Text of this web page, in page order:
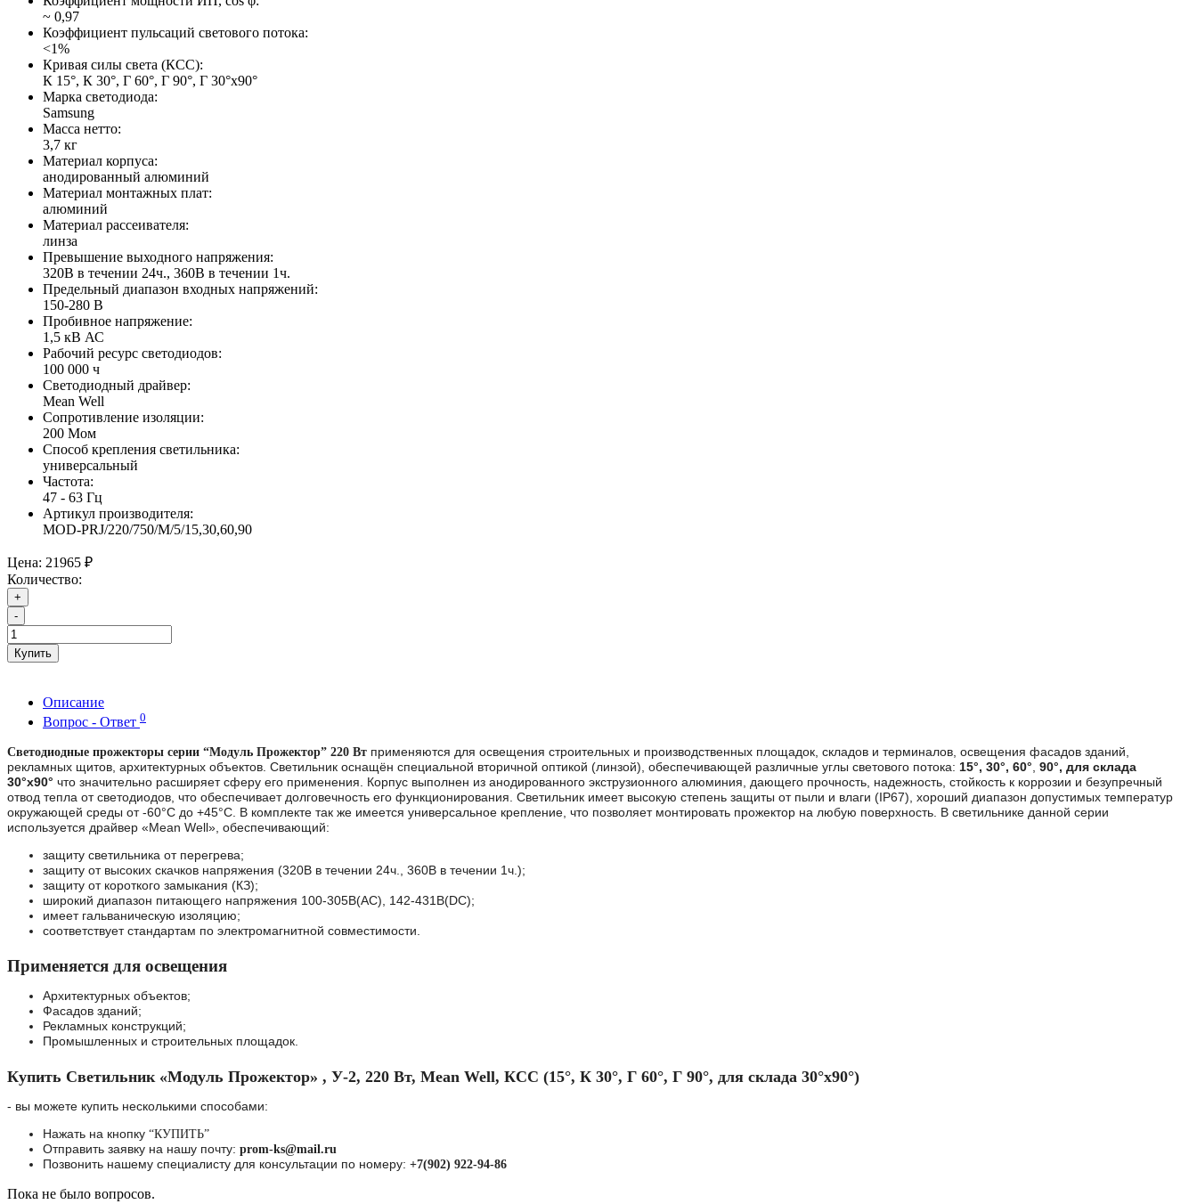
~ 0,97
Коэффициент пульсаций светового потока:
<1%
Кривая силы света (КСС):
К 15°, К 30°, Г 60°, Г 90°, Г 30°х90°
Марка светодиода:
Samsung
Масса нетто:
3,7 кг
Материал корпуса:
анодированный алюминий
Материал монтажных плат:
алюминий
Материал рассеивателя:
линза
Превышение выходного напряжения:
320В в течении 24ч., 360В в течении 1ч.
Предельный диапазон входных напряжений:
150-280 В
Пробивное напряжение:
1,5 кВ АС
Рабочий ресурс светодиодов:
100 000 ч
Светодиодный драйвер:
Mean Well
Сопротивление изоляции:
200 Мом
Способ крепления светильника:
универсальный
Частота:
47 - 63 Гц
Артикул производителя:
MOD-PRJ/220/750/M/5/15,30,60,90
Цена: 21965 ₽
Количество:
+
-
Купить
Описание
Вопрос - Ответ 0
Светодиодные прожекторы серии “Модуль Прожектор” 220 Вт применяются для освещения строительных и производственных площадок, складов и терминалов, освещения фасадов зданий,
рекламных щитов, архитектурных объектов. Светильник оснащён специальной вторичной оптикой (линзой), обеспечивающей различные углы светового потока: 15°, 30°, 60°, 90°, для склада
30°х90° что значительно расширяет сферу его применения. Корпус выполнен из анодированного экструзионного алюминия, дающего прочность, надежность, стойкость к коррозии и безупречный
отвод тепла от светодиодов, что обеспечивает долговечность его функционирования. Светильник имеет высокую степень защиты от пыли и влаги (IP67), хороший диапазон допустимых температур
окружающей среды от -60°C до +45°C. В комплекте так же имеется универсальное крепление, что позволяет монтировать прожектор на любую поверхность. В светильнике данной серии
используется драйвер «Mean Well», обеспечивающий:
защиту светильника от перегрева;
защиту от высоких скачков напряжения (320В в течении 24ч., 360В в течении 1ч.);
защиту от короткого замыкания (КЗ);
широкий диапазон питающего напряжения 100-305В(AC), 142-431В(DC);
имеет гальваническую изоляцию;
соответствует стандартам по электромагнитной совместимости.
Применяется для освещения
Архитектурных объектов;
Фасадов зданий;
Рекламных конструкций;
Промышленных и строительных площадок.
Купить Светильник «Модуль Прожектор» , У-2, 220 Вт, Mean Well, КСС (15°, К 30°, Г 60°, Г 90°, для склада 30°х90°)
- вы можете купить несколькими способами:
Нажать на кнопку “КУПИТЬ”
Отправить заявку на нашу почту: prom-ks@mail.ru
Позвонить нашему специалисту для консультации по номеру: +7(902) 922-94-86
Пока не было вопросов.